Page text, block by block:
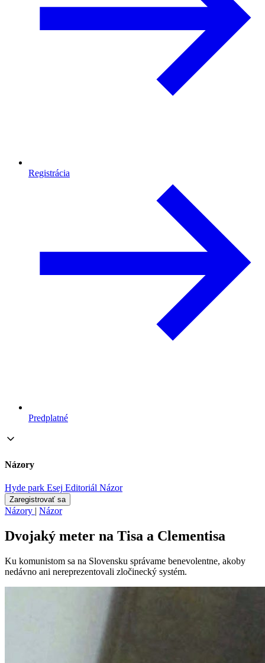
Registrácia
Predplatné
Názory
Hyde park Esej Editoriál Názor
Zaregistrovať sa
Názory | Názor
Dvojaký meter na Tisa a Clementisa
Ku komunistom sa na Slovensku správame benevolentne, akoby
nedávno ani nereprezentovali zločinecký systém.